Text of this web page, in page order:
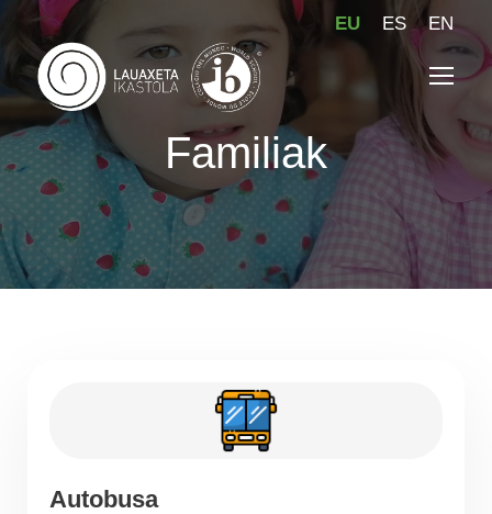
EU ES EN
Familiak
Autobusa